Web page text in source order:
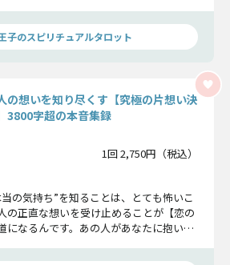
子のスピリチュアルタロット
の想いを知り尽くす【究極の片想い決
3800字超の本音集録
1回 2,750円（税込）
の気持ち”を知ることは、とても怖いこ
の正直な想いを受け止めることが【恋の
になるんです。あの人があなたに抱いて
。